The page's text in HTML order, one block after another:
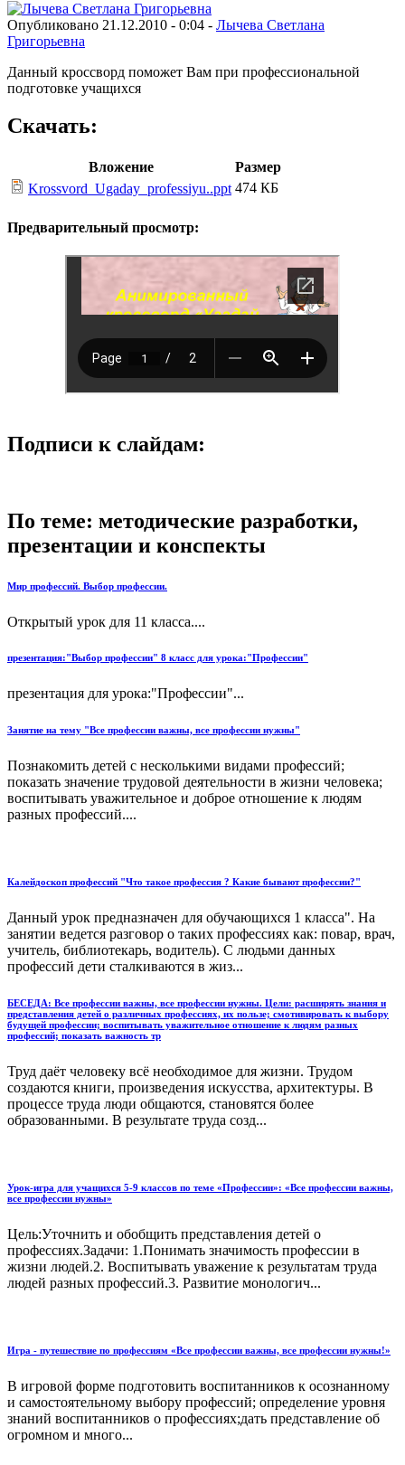
Опубликовано 21.12.2010 - 0:04 - Лычева Светлана
Григорьевна
Данный кроссворд поможет Вам при профессиональной
подготовке учащихся
Скачать:
Вложение
Размер
Krossvord_Ugaday_professiyu..ppt 474 КБ
Предварительный просмотр:
Подписи к слайдам:
По теме: методические разработки,
презентации и конспекты
Мир профессий. Выбор профессии.
Открытый урок для 11 класса....
презентация:"Выбор профессии" 8 класс для урока:"Профессии"
презентация для урока:"Профессии"...
Занятие на тему "Все профессии важны, все профессии нужны"
Познакомить детей с несколькими видами профессий;
показать значение трудовой деятельности в жизни человека;
воспитывать уважительное и доброе отношение к людям
разных профессий....
Калейдоскоп профессий "Что такое профессия ? Какие бывают профессии?"
Данный урок предназначен для обучающихся 1 класса". На
занятии ведется разговор о таких профессиях как: повар, врач,
учитель, библиотекарь, водитель). С людьми данных
профессий дети сталкиваются в жиз...
БЕСЕДА: Все профессии важны, все профессии нужны. Цели: расширять знания и
представления детей о различных профессиях, их пользе; смотивировать к выбору
будущей профессии; воспитывать уважительное отношение к людям разных
профессий; показать важность тр
Труд даёт человеку всё необходимое для жизни. Трудом
создаются книги, произведения искусства, архитектуры. В
процессе труда люди общаются, становятся более
образованными. В результате труда созд...
Урок-игра для учащихся 5-9 классов по теме «Профессии»: «Все профессии важны,
все профессии нужны»
Цель:Уточнить и обобщить представления детей о
профессиях.Задачи: 1.Понимать значимость профессии в
жизни людей.2. Воспитывать уважение к результатам труда
людей разных профессий.3. Развитие монологич...
Игра - путешествие по профессиям «Все профессии важны, все профессии нужны!»
В игровой форме подготовить воспитанников к осознанному
и самостоятельному выбору профессий; определение уровня
знаний воспитанников о профессиях;дать представление об
огромном и много...